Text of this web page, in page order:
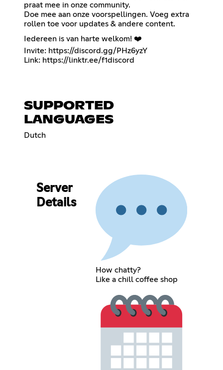
praat mee in onze community.
Doe mee aan onze voorspellingen. Voeg extra
rollen toe voor updates & andere content.
Iedereen is van harte welkom! ❤️
Invite: https://discord.gg/PHz6yzY
Link: https://linktr.ee/f1discord
SUPPORTED
LANGUAGES
Dutch
Server
Details
How chatty?
Like a chill coffee shop